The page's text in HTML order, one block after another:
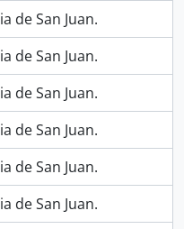
de San Juan.
de San Juan.
de San Juan.
de San Juan.
de San Juan.
de San Juan.